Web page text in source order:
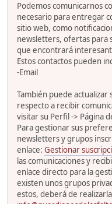
Podemos comunicarnos
necesario para entregar
sitio web, como
newsletters, ofertas para
que encontrará
Estos contactos pueden
-Email
También puede actualizar
respecto a recibir
visitar su Perfil -> Página
Para gestionar sus
newsletters y grupos
enlace: Gestionar
las comunicaciones y
enlace directo para la
existen unos grupos
estos, deberá de